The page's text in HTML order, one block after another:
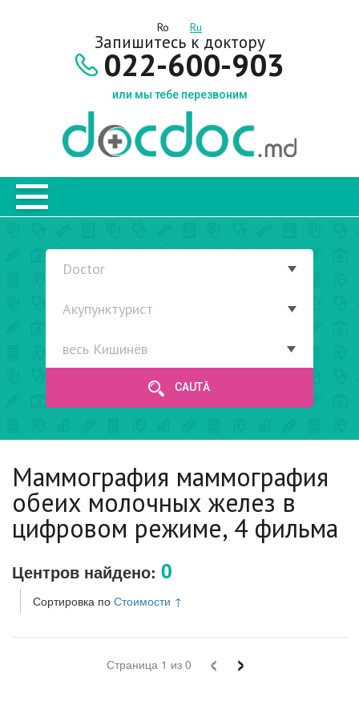
Ro Ru
Запишитесь к доктору
022-600-903
или мы тебе перезвоним
CAUTĂ
Маммография маммография
обеих молочных желез в
цифровом режиме, 4 фильма
Центров найдено: 0
Сортировка по Стоимости ↑
Страница 1 из 0 ‹ ›